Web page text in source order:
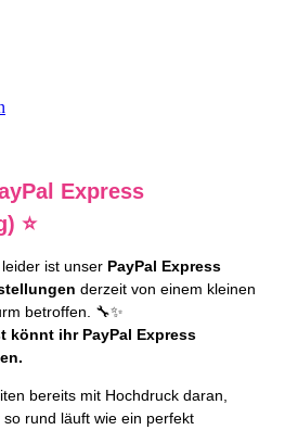
Express
⭐
ist unser PayPal Express
derzeit von einem kleinen
betroffen. 🔧✨
könnt ihr PayPal Express
bereits mit Hochdruck daran,
rund läuft wie ein perfekt